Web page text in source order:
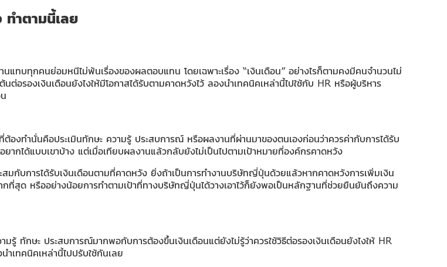
ทำตามนี้เลย
ทบทุกคนย่อมหนีไม่พ้นเรื่องของผลตอบแทน โดยเฉพาะเรื่อง “เงินเดือน” อย่างไรก็ตามคงมีคนจำนวนไม่
ต่อรองเงินเดือนยังไงให้มีโอกาสได้รับตามคาดหวังไว้ ลองนำเทคนิคเหล่านี้ไปใช้กับ HR หรือผู้บริหาร
องทำนั่นคือประเมินทักษะ ความรู้ ประสบการณ์ หรือผลงานที่ผ่านมาของตนเองก่อนว่าควรค่ากับการได้รับ
กได้แบบเขาบ้าง แต่เมื่อเทียบผลงานแล้วกลับยังไม่เป็นไปตามเป้าหมายที่องค์กรคาดหวัง
มกับการได้รับเงินเดือนตามที่คาดหวัง ยิ่งถ้าเป็นการทำงานบริษัทญี่ปุ่นด้วยแล้วหากคาดหวังการเพิ่มเงิน
ที่สุด หรืออย่างน้อยการทำตามเป้าที่ทางบริษัทญี่ปุ่นได้วางเอาไว้ก็ยังพอเป็นหลักฐานที่ช่วยยืนยันถึงความ
ทักษะ ประสบการณ์มากพอกับการต้องขึ้นเงินเดือนแต่ยังไม่รู้ว่าควรใช้วิธีต่อรองเงินเดือนยังไงให้ HR
เทคนิคเหล่านี้ไปปรับใช้กันเลย